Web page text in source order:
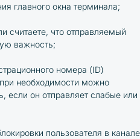
главного окна терминала;
считаете, что отправляемый
важность;
номера (ID)
необходимости можно
если он отправляет слабые или
пользователя в канале